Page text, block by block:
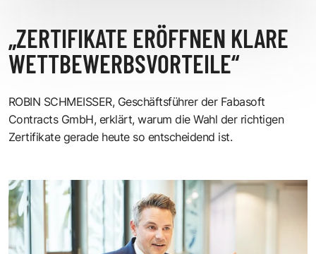
„ZERTIFIKATE ERÖFFNEN KLARE
WETTBEWERBSVORTEILE“
ROBIN SCHMEISSER, Geschäftsführer der Fabasoft
Contracts GmbH, erklärt, warum die Wahl der richtigen
Zertifikate gerade heute so entscheidend ist.